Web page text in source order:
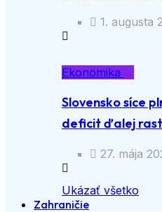
1. augusta
Ekonomika
Slovensko síce
deficit ďalej
27. mája
Ukázať všetko
Zahraničie